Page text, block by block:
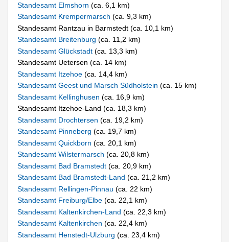
Standesamt Elmshorn(ca. 6,1 km)
Standesamt Krempermarsch(ca. 9,3 km)
Standesamt Rantzau in Barmstedt (ca. 10,1 km)
Standesamt Breitenburg(ca. 11,2 km)
Standesamt Glückstadt(ca. 13,3 km)
Standesamt Uetersen (ca. 14 km)
Standesamt Itzehoe(ca. 14,4 km)
Standesamt Geest und Marsch Südholstein(ca. 15 km)
Standesamt Kellinghusen(ca. 16,9 km)
Standesamt Itzehoe-Land (ca. 18,3 km)
Standesamt Drochtersen(ca. 19,2 km)
Standesamt Pinneberg(ca. 19,7 km)
Standesamt Quickborn(ca. 20,1 km)
Standesamt Wilstermarsch(ca. 20,8 km)
Standesamt Bad Bramstedt(ca. 20,9 km)
Standesamt Bad Bramstedt-Land(ca. 21,2 km)
Standesamt Rellingen-Pinnau(ca. 22 km)
Standesamt Freiburg/Elbe(ca. 22,1 km)
Standesamt Kaltenkirchen-Land(ca. 22,3 km)
Standesamt Kaltenkirchen(ca. 22,4 km)
Standesamt Henstedt-Ulzburg(ca. 23,4 km)